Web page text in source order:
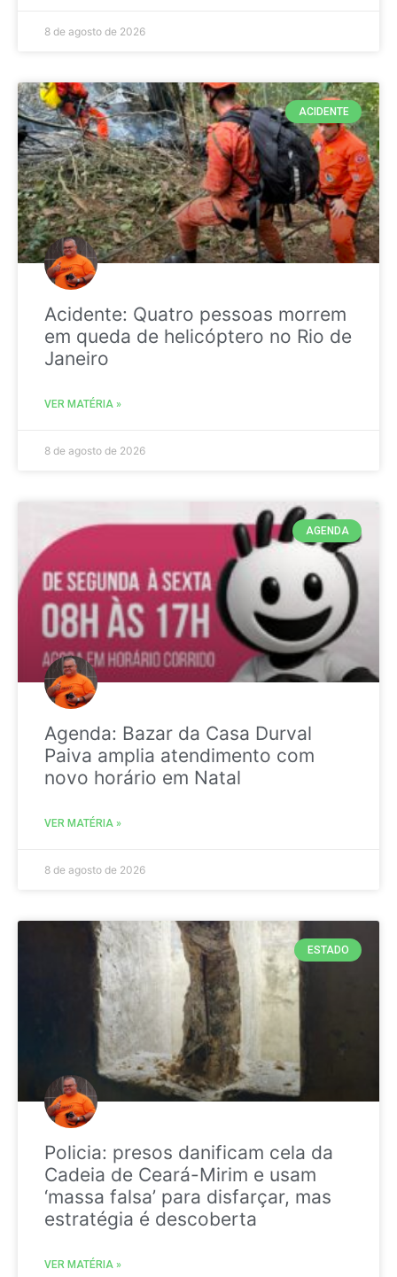
8 de agosto de 2026
ACIDENTE
Acidente: Quatro pessoas morrem
em queda de helicóptero no Rio de
Janeiro
VER MATÉRIA »
8 de agosto de 2026
AGENDA
Agenda: Bazar da Casa Durval
Paiva amplia atendimento com
novo horário em Natal
VER MATÉRIA »
8 de agosto de 2026
ESTADO
Policia: presos danificam cela da
Cadeia de Ceará-Mirim e usam
‘massa falsa’ para disfarçar, mas
estratégia é descoberta
VER MATÉRIA »